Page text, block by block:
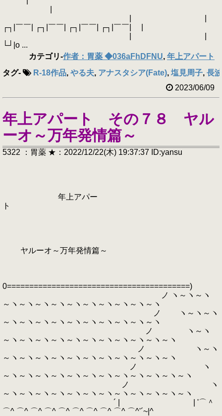
┌┐|￣￣| ┌┐|￣￣| ┌┐|￣￣| ┌┐|￣￣| |
└┘|o ...
カテゴリ-作者：胃薬 ◆036aFhDFNU, 年上アパート
タグ- R-18作品, やる夫, アナスタシア(Fate), 塩見周子, 長
2023/06/09
年上アパート その７８ ヤル
ーオ～万年発情篇～
5322 ：胃薬 ★：2022/12/22(木) 19:37:37 ID:yansu
年上アパー
ト
ヤルーオ～万年発情篇～
0=========================================)
ノ ヽ～ヽ～ヽ
～ヽ～ヽ～ヽ～ヽ～ヽ～ヽ～ヽ～ヽ～ヽ～ヽ
ノ ヽ～ヽ～ヽ
～ヽ～ヽ～ヽ～ヽ～ヽ～ヽ～ヽ～ヽ～ヽ～ヽ
ノ ヽ～ヽ
～ヽ～ヽ～ヽ～ヽ～ヽ～ヽ～ヽ～ヽ～ヽ～ヽ～ヽ
ノ ヽ～ヽ
～ヽ～ヽ～ヽ～ヽ～ヽ～ヽ～ヽ～ヽ～ヽ～ヽ～ヽ
ノ ヽ
～ヽ～ヽ～ヽ～ヽ～ヽ～ヽ～ヽ～ヽ～ヽ～ヽ～ヽ～ヽ
ノ ヽ
～ヽ～ヽ～ヽ～ヽ～ヽ～ヽ～ヽ～ヽ～ヽ～ヽ～ヽ～ヽ
´ | | '⌒＾
⌒^ ⌒^ ⌒^ ⌒^ ⌒^ ⌒^ ⌒^ ⌒^ ⌒^ ⌒^'´~|^